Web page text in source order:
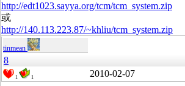
http://edt1023.sayya.org/tcm/tcm_system.zip
或
http://140.113.223.87/~khliu/tcm_system.zip
tinmean
8
1 1 2010-02-07